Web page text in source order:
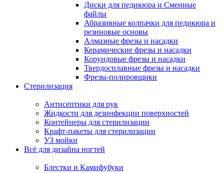
Диски для педикюра и Сменные
файлы
Абразивные колпачки для педикюра и
резиновые основы
Алмазные фрезы и насадки
Керамические фрезы и насадки
Корундовые фрезы и насадки
Твердосплавные фрезы и насадки
Фрезы-полировщики
Стерилизация
Антисептики для рук
Жидкости для дезинфекции поверхностей
Контейнеры для стерилизации
Крафт-пакеты для стерилизации
УЗ мойки
Всё для дизайна ногтей
Блестки и Камифубуки